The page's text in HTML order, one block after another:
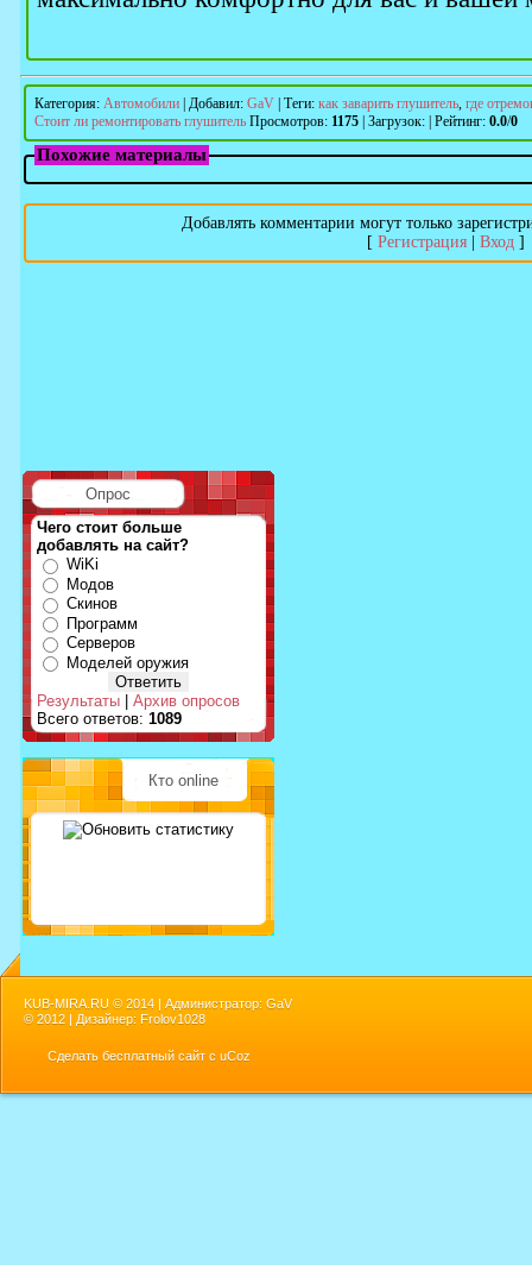
Категория: Автомобили Добавил: GaV Теги: как заварить глушитель, где
Стоит ли ремонтировать глушитель Просмотров: 1175 Загрузок: Рейтинг: 0.0/0
Похожие материалы
Добавлять комментарии могут только
[ Регистрация| Вход]
Опрос
Чего стоит больше
добавлять на сайт?
WiKi
Модов
Скинов
Программ
Серверов
Моделей оружия
Результаты
Архив опросов
Всего ответов: 1089
Кто online
KUB-MIRA.RU © 2014 | Администратор: GaV
© 2012 | Дизайнер: Frolov1028
Сделать бесплатный сайт с uCoz